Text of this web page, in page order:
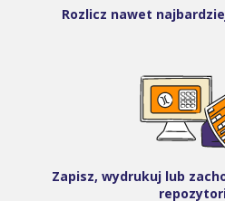
Rozlicz nawet
Zapisz, wydrukuj lub